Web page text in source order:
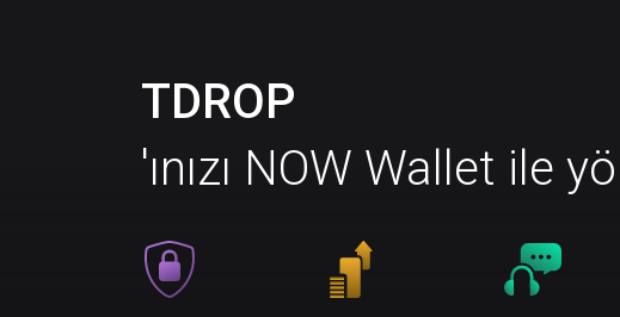
TDROP
'ınızı NOW Wallet ile